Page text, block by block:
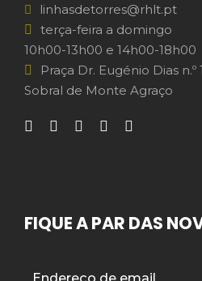
linhasdetorres@rhlt.pt
terça-feira a domingo
10h00-13h00 e 14h00-18h00
Praça Dr. Eugénio Dias n.º
Sobral de Monte Agraço
FIQUE A PAR DAS